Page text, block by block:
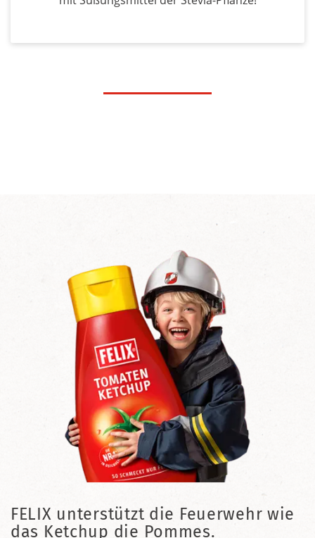
FELIX unterstützt die Feuerwehr wie
das Ketchup die Pommes.